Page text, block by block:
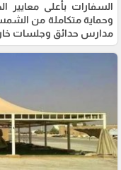
السفارات بأعلى معايير
وحماية متكاملة من
مدارس حدائق وجلسات